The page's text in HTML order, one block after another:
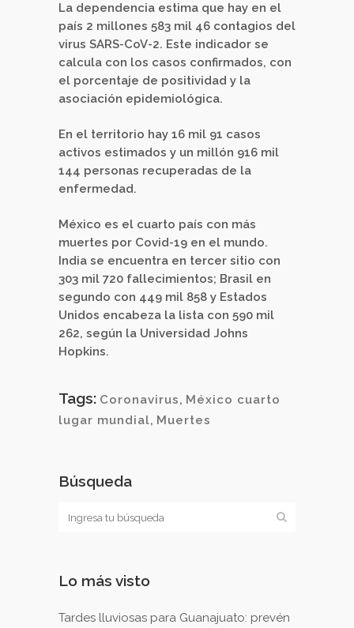
La dependencia estima que hay en el
país 2 millones 583 mil 46 contagios del
virus SARS-CoV-2. Este indicador se
calcula con los casos confirmados, con
el porcentaje de positividad y la
asociación epidemiológica.
En el territorio hay 16 mil 91 casos
activos estimados y un millón 916 mil
144 personas recuperadas de la
enfermedad.
México es el cuarto país con más
muertes por Covid-19 en el mundo.
India se encuentra en tercer sitio con
303 mil 720 fallecimientos; Brasil en
segundo con 449 mil 858 y Estados
Unidos encabeza la lista con 590 mil
262, según la Universidad Johns
Hopkins.
Tags: Coronavirus, México cuarto
lugar mundial, Muertes
Búsqueda
Lo más visto
Tardes lluviosas para Guanajuato: prevén